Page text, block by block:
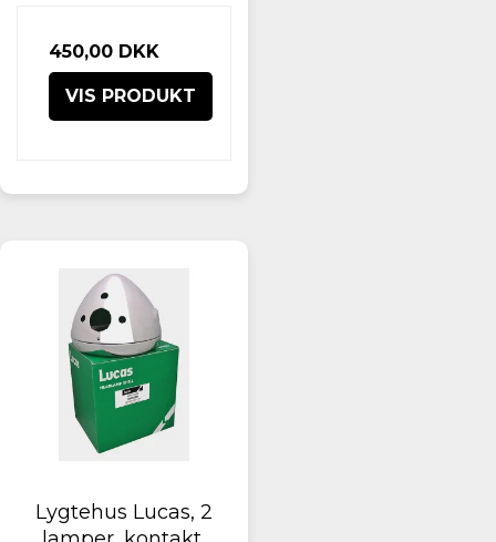
450,00 DKK
VIS PRODUKT
Lygtehus Lucas, 2